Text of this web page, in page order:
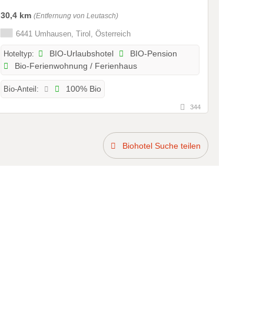
30,4 km (Entfernung von Leutasch)
6441 Umhausen, Tirol, Österreich
Hoteltyp: BIO-Urlaubshotel
BIO-Pension
Bio-Ferienwohnung / Ferienhaus
Bio-Anteil: 100% Bio
344
Biohotel Suche teilen